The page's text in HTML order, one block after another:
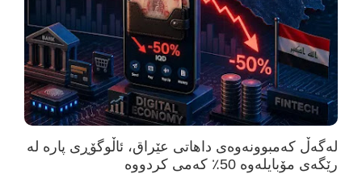
لەگەڵ کەمبوونەوەی داهاتی عێراق، ئاڵوگۆڕی پارە لە
رێگەی مۆبایلەوە 50٪ کەمی کردووە